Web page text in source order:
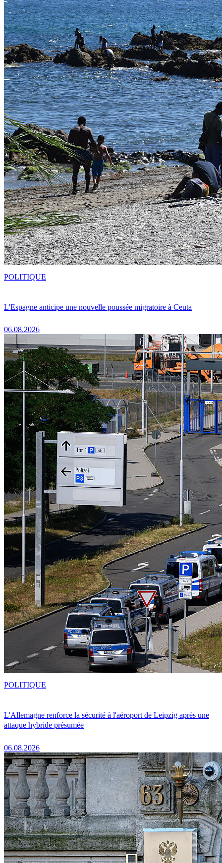
L'Espagne anticipe une nouvelle poussée migratoire à Ceuta
06.08.2026
POLITIQUE
L'Allemagne renforce la sécurité à l'aéroport de Leipzig après une
attaque hybride présumée
06.08.2026
POLITIQUE